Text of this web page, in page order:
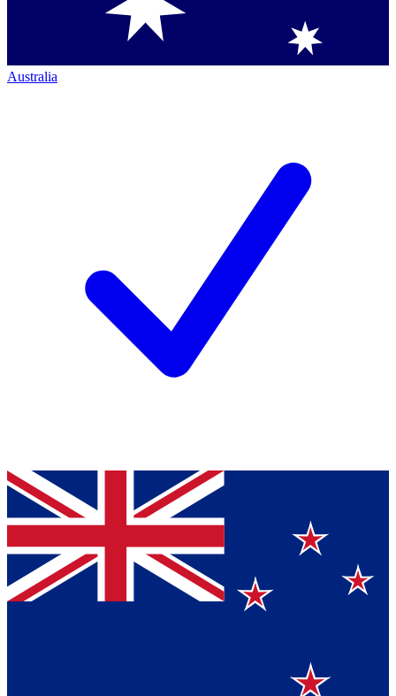
Australia